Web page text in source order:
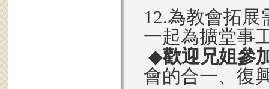
12.為教會拓展
一起為擴堂事
◆歡迎兄姐參
會的合一、復